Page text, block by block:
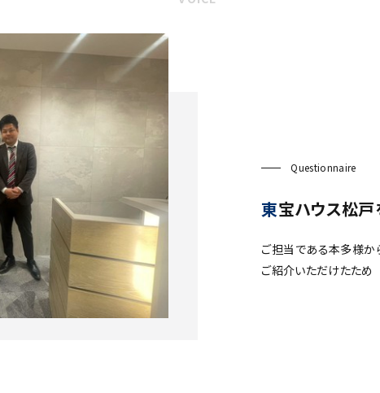
Questionnaire
東宝ハウス松
ご担当である本多様か
ご紹介いただけたため